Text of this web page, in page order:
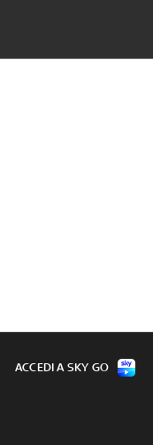
ACCEDI A SKY GO